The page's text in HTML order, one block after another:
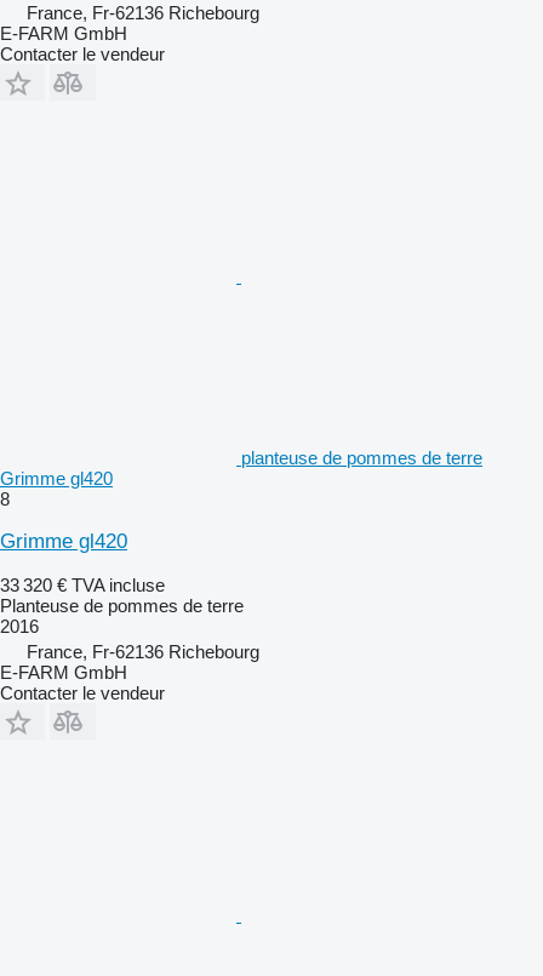
France, Fr-62136 Richebourg
E-FARM GmbH
Contacter le vendeur
planteuse de pommes de terre
Grimme gl420
8
Grimme gl420
33 320 € TVA incluse
Planteuse de pommes de terre
2016
France, Fr-62136 Richebourg
E-FARM GmbH
Contacter le vendeur